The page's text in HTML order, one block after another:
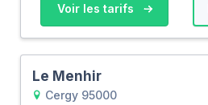
Voir les tarifs
Le Menhir
Cergy 95000